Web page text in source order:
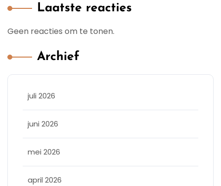
Laatste reacties
Geen reacties om te tonen.
Archief
juli 2026
juni 2026
mei 2026
april 2026